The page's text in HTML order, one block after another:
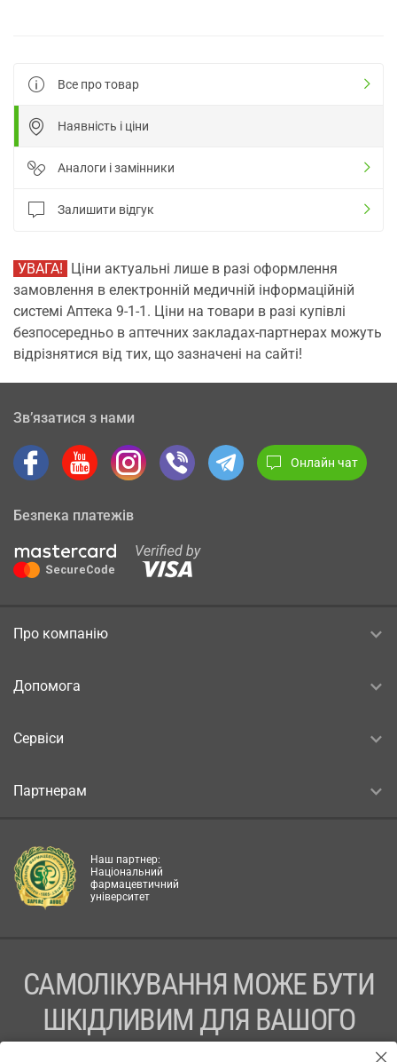
Все про товар
Наявність і ціни
Аналоги і замінники
Залишити відгук
УВАГА! Ціни актуальні лише в разі оформлення
замовлення в електронній медичній інформаційній
системі Аптека 9-1-1. Ціни на товари в разі купівлі
безпосередньо в аптечних закладах-партнерах можуть
відрізнятися від тих, що зазначені на сайті!
Зв’язатися з нами
Онлайн чат
Безпека платежів
Про компанію
Допомога
Сервіси
Партнерам
Наш партнер:
Національний
фармацевтичний
університет
САМОЛІКУВАННЯ МОЖЕ БУТИ
ШКІДЛИВИМ ДЛЯ ВАШОГО